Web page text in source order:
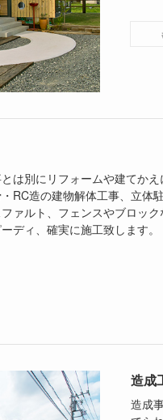
は別にリフォームや建てか
RC造の建物解体工事、立体
ァルト、フェンスやブロッ
ディ、確実に施工致します。
造成
造成